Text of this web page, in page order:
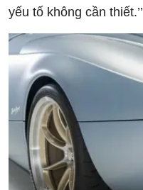
yếu tố không cần thiết.’’